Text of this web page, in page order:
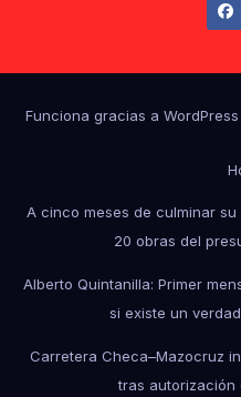
Funciona gracias a WordPress
A cinco meses de culminar
20 obras del
Alberto Quintanilla: Primer
si existe un
Carretera Checa–Mazocruz
tras autorización